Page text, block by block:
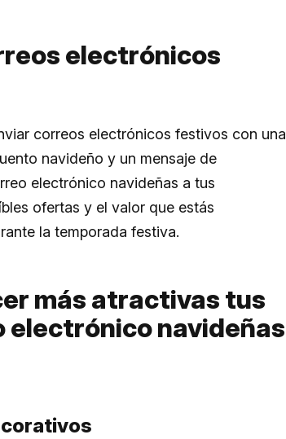
electrónicos
correos electrónicos festivos con una
navideño y un mensaje de
electrónico navideñas a tus
ofertas y el valor que estás
la temporada festiva.
más atractivas tus
electrónico navideñas